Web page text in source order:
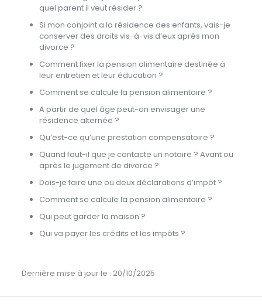
quel parent il veut résider ?
Si mon conjoint a la résidence des enfants, vais-je
conserver des droits vis-à-vis d’eux après mon
divorce ?
Comment fixer la pension alimentaire destinée à
leur entretien et leur éducation ?
Comment se calcule la pension alimentaire ?
A partir de quel âge peut-on envisager une
résidence alternée ?
Qu’est-ce qu’une prestation compensatoire ?
Quand faut-il que je contacte un notaire ? Avant ou
après le jugement de divorce ?
Dois-je faire une ou deux déclarations d’impôt ?
Comment se calcule la pension alimentaire ?
Qui peut garder la maison ?
Qui va payer les crédits et les impôts ?
Dernière mise à jour le : 20/10/2025